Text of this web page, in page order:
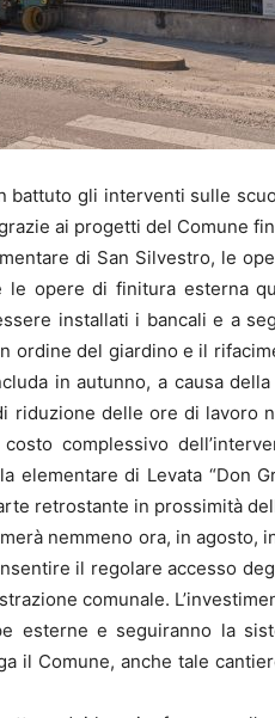
battuto gli interventi sulle
ai progetti del Comune
di San Silvestro, le
le opere di finitura esterna
installati i bancali e a
ordine del giardino e il
in autunno, a causa
riduzione delle ore di lavoro
complessivo
elementare di Levata “Don
retrostante in prossimità
nemmeno ora, in agosto,
il regolare accesso
comunale.
esterne e seguiranno la
il Comune, anche tale